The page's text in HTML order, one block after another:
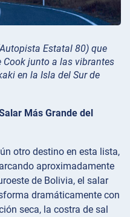
Estatal 80) que
junto a las vibrantes
en la Isla del Sur de
Más Grande del
otro destino en esta lista,
aproximadamente
de Bolivia, el salar
dramáticamente con
seca, la costra de sal